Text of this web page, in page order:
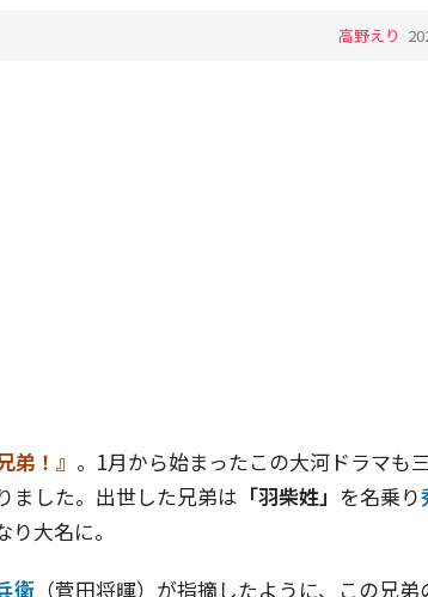
高野えり
弟！』 。1月から始まったこの大河ドラマも
ました。出世した兄弟は 「羽柴姓」 を名乗り
大名に。
衛 （菅田将暉）が指摘したように、この兄弟